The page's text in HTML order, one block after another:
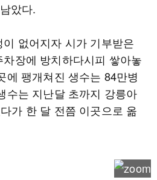
았다.
없어지자 시가 기부받은
장에 방치하다시피 쌓아놓
에 팽개쳐진 생수는 84만병
수는 지난달 초까지 강릉아
가 한 달 전쯤 이곳으로 옮